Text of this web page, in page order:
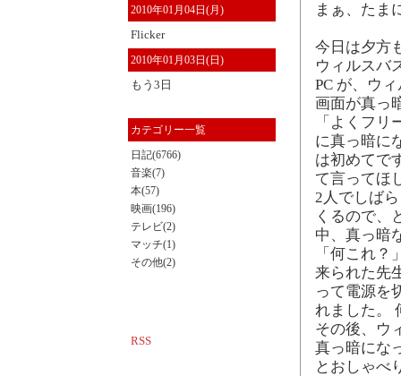
2010年01月04日(月)
Flicker
2010年01月03日(日)
もう3日
カテゴリー一覧
日記(6766)
音楽(7)
本(57)
映画(196)
テレビ(2)
マッチ(1)
その他(2)
RSS
まぁ、たま
今日は夕方
ウィルスバ
PC が、ウ
画面が真っ
「よくフ
に真っ暗に
は初めてで
て言ってほ
2人でしば
くるので、
中、真っ暗
「何これ？
来られた先
って電源を
れました。
その後、ウ
真っ暗にな
とおしゃべ